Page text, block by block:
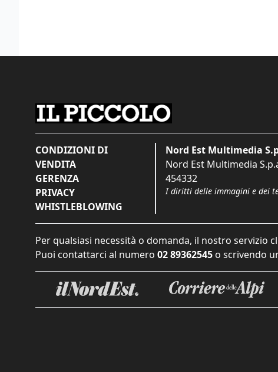
CONDIZIONI DI
VENDITA
GERENZA
PRIVACY
WHISTLEBLOWING
Nord Est Multimedia
Nord Est Multimedia
454332
I diritti delle immagini e dei
Per qualsiasi necessità o domanda, il nostro servizio
Puoi contattarci al numero 02 89362545 o scrivendo